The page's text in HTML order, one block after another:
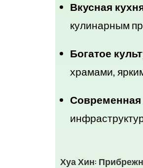
Вкусная
кулинарным
Богатое
храмами,
Современная
Хуа Хин: